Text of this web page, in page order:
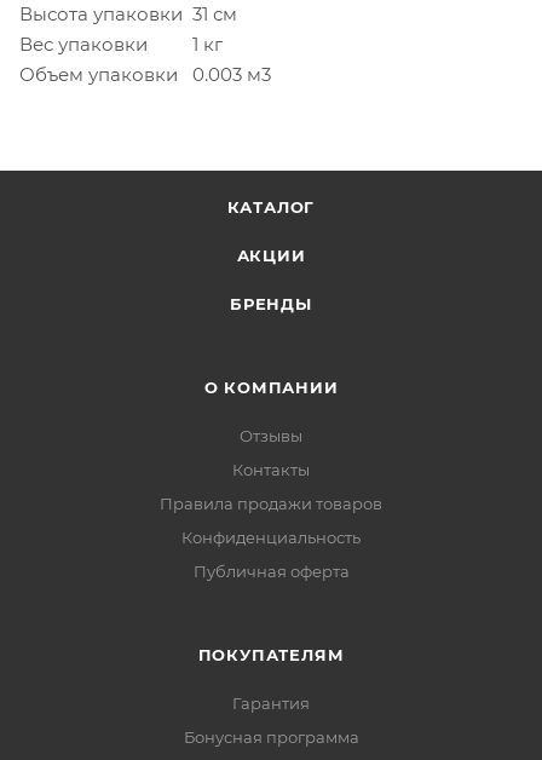
Высота упаковки 31 см
Вес упаковки
1 кг
Объем упаковки
0.003 м3
КАТАЛОГ
АКЦИИ
БРЕНДЫ
О КОМПАНИИ
Отзывы
Контакты
Правила продажи товаров
Конфиденциальность
Публичная оферта
ПОКУПАТЕЛЯМ
Гарантия
Бонусная программа